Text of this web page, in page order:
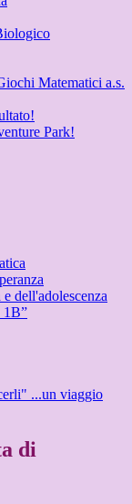
Matematici a.s.
Park!
dell'adolescenza
1B”
...un viaggio
di